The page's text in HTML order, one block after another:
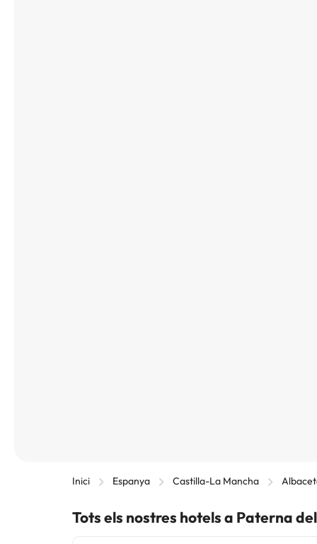
Inici Espanya Castilla-La Mancha
Tots els nostres hotels a Paterna